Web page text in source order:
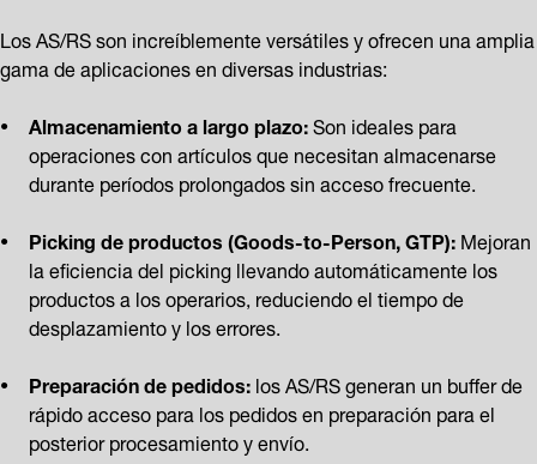
Los AS/RS son increíblemente versátiles y ofrecen una amplia
gama de aplicaciones en diversas industrias:
Almacenamiento a largo plazo:Son ideales para
operaciones con artículos que necesitan almacenarse
durante períodos prolongados sin acceso frecuente.
Picking de productos (Goods-to-Person, GTP):Mejoran
la eficiencia del picking llevando automáticamente los
productos a los operarios, reduciendo el tiempo de
desplazamiento y los errores.
Preparación de pedidos:los AS/RS generan un buffer de
rápido acceso para los pedidos en preparación para el
posterior procesamiento y envío.